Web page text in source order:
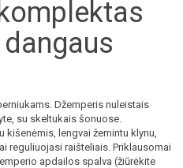
Džemperis nuleistais
su skeltukais šonuose.
kišenėmis, lengvai žemintu klynu,
reguliuojasi raišteliais. Priklausomai
apdailos spalva (žiūrėkite